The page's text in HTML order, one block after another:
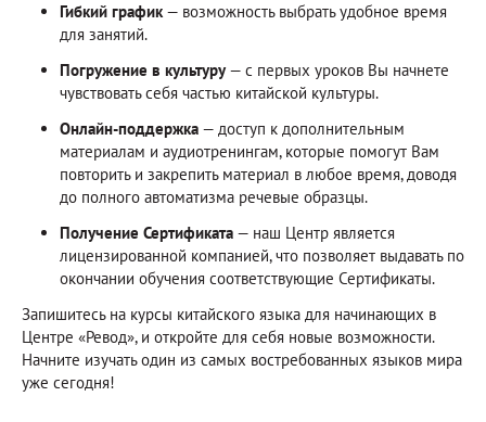
Гибкий график— возможность выбрать удобное время
для занятий.
Погружение в культуру— с первых уроков Вы начнете
чувствовать себя частью китайской культуры.
Онлайн-поддержка — доступ к дополнительным
материалам и аудиотренингам, которые помогут Вам
повторить и закрепить материал в любое время, доводя
до полного автоматизма речевые образцы.
Получение Сертификата — наш Центр является
лицензированной компанией, что позволяет выдавать по
окончании обучения соответствующие Сертификаты.
Запишитесь на курсы китайского языка для начинающих в
Центре «Ревод», и откройте для себя новые возможности.
Начните изучать один из самых востребованных языков мира
уже сегодня!